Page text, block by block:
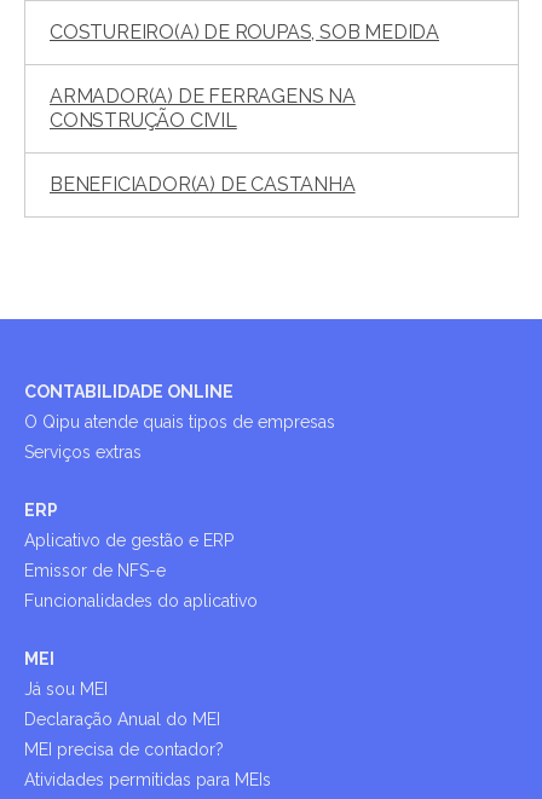
COSTUREIRO(A) DE ROUPAS, SOB MEDIDA
ARMADOR(A) DE FERRAGENS NA
CONSTRUÇÃO CIVIL
BENEFICIADOR(A) DE CASTANHA
CONTABILIDADE ONLINE
O Qipu atende quais tipos de empresas
Serviços extras
ERP
Aplicativo de gestão e ERP
Emissor de NFS-e
Funcionalidades do aplicativo
MEI
Já sou MEI
Declaração Anual do MEI
MEI precisa de contador?
Atividades permitidas para MEIs